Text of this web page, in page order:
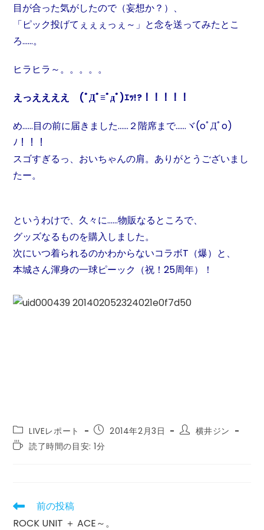
目が合った気がしたので（妄想か？）、
「ピック投げてぇぇぇっぇ～」と念を送ってみたとこ
ろ……。
ヒラヒラ～。。。。。
えっええええ (ﾟДﾟ≡ﾟдﾟ)ｴｯ!?！！！！！
め……目の前に届きました……２階席まで……ヾ(oﾟДﾟo)
ﾉ！！！
スゴすぎるっ、おいちゃんの肩。ありがとうございまし
たー。
というわけで、久々に……物販なるところで、
グッズなるものを購入しました。
次にいつ着られるのかわからないコラボT（爆）と、
本城さん渾身の一球ピーック（祝！25周年）！
投
稿
カ
LIVEレポート
投
稿
公
2014年2月3日
投
横井ジン
読
か
る
時
読了時間の目安: 1分
そ
他
前の投稿
ROCK UNIT ＋ ACE～。